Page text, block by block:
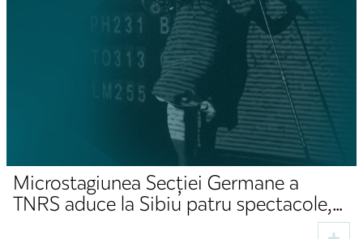
Microstagiunea Secției Germane a
TNRS aduce la Sibiu patru spectacole,
două premiere și invitați din domeniul